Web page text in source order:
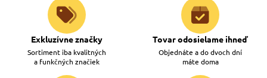
Exkluzívne značky
Sortiment iba kvalitných
a funkčných značiek
Tovar odosielame ihneď
Objednáte a do dvoch dní
máte doma